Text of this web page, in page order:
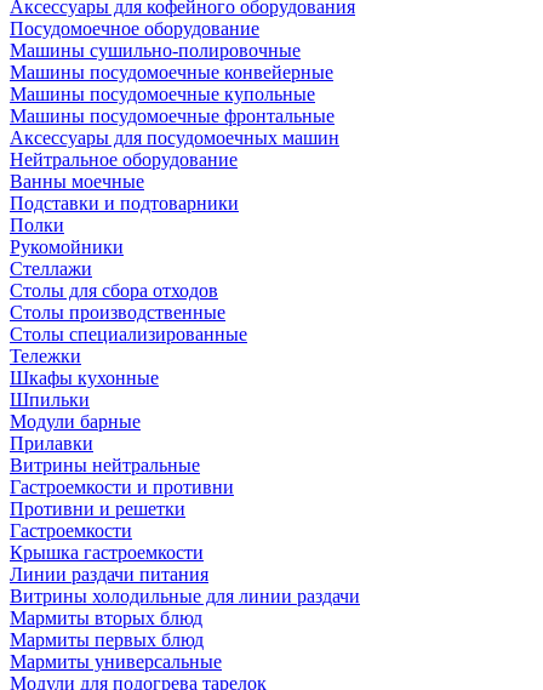
Аксессуары для кофейного оборудования
Посудомоечное оборудование
Машины сушильно-полировочные
Машины посудомоечные конвейерные
Машины посудомоечные купольные
Машины посудомоечные фронтальные
Аксессуары для посудомоечных машин
Нейтральное оборудование
Ванны моечные
Подставки и подтоварники
Полки
Рукомойники
Стеллажи
Столы для сбора отходов
Столы производственные
Столы специализированные
Тележки
Шкафы кухонные
Шпильки
Модули барные
Прилавки
Витрины нейтральные
Гастроемкости и противни
Противни и решетки
Гастроемкости
Крышка гастроемкости
Линии раздачи питания
Витрины холодильные для линии раздачи
Мармиты вторых блюд
Мармиты первых блюд
Мармиты универсальные
Модули для подогрева тарелок